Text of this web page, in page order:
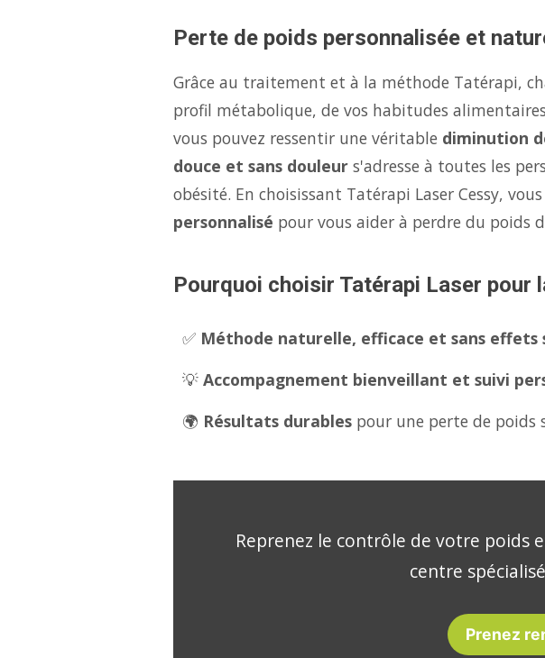
Perte de poids personnalisée et
Grâce au traitement et à la méthode Tatérapi,
profil métabolique, de vos habitudes
vous pouvez ressentir une véritable diminution
douce et sans douleur s'adresse à toutes les
obésité. En choisissant Tatérapi Laser Cessy,
personnalisé pour vous aider à perdre du poids
Pourquoi choisir Tatérapi Laser pour
✅ Méthode naturelle, efficace et sans effets
💡 Accompagnement bienveillant et suivi
🌍 Résultats durables pour une perte de poids
Reprenez le contrôle de votre poids
centre
Prenez